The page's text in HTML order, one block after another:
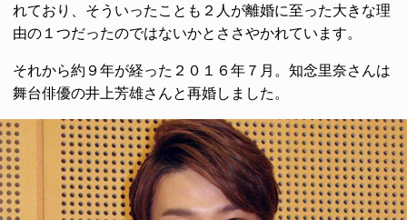
れており、そういったことも２人が離婚に至った大きな理
由の１つだったのではないかとささやかれています。
それから約９年が経った２０１６年７月。知念里奈さんは
舞台俳優の井上芳雄さんと再婚しました。